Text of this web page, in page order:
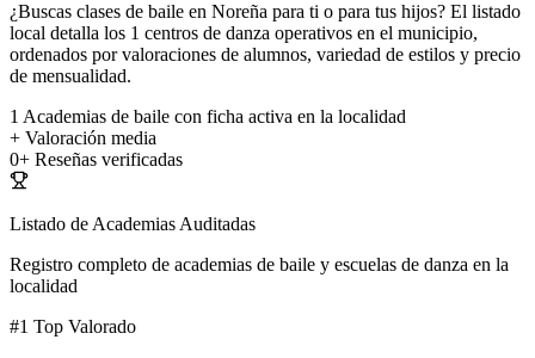
¿Buscas clases de baile en Noreña para ti o para tus hijos? El listado
local detalla los 1 centros de danza operativos en el municipio,
ordenados por valoraciones de alumnos, variedad de estilos y precio
de mensualidad.
1 Academias de baile con ficha activa en la localidad
+ Valoración media
0+ Reseñas verificadas
Listado de Academias Auditadas
Registro completo de academias de baile y escuelas de danza en la
localidad
#1 Top Valorado